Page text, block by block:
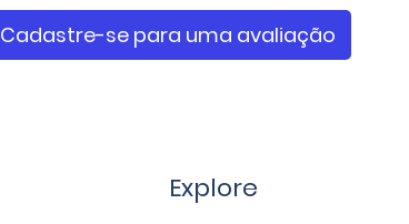
Cadastre-se para uma avaliação
Explore